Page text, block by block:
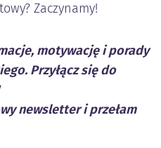
Zaczynamy!
motywację i porady
Przyłącz się do
newsletter i przełam